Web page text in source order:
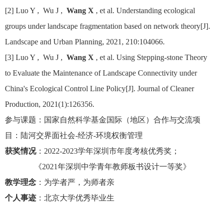
[2] Luo Y , Wu J , Wang X , et al. Understanding ecological
groups under landscape fragmentation based on network theory[J].
Landscape and Urban Planning, 2021, 210:104066.
[3] Luo Y , Wu J , Wang X , et al. Using Stepping-stone Theory
to Evaluate the Maintenance of Landscape Connectivity under
China's Ecological Control Line Policy[J]. Journal of Cleaner
Production, 2021(1):126356.
参与课题：国家自然科学基金国际（地区）合作与交流项
目：陆河交界面社会-经济-环境权衡管理
获奖情况： 2022-2023学年深圳市年度考核优秀奖；
《2021年深圳中学青年教师板书设计一等奖》
教学理念 ：为学者严，为师者亲
个人事迹 ：北京大学优秀毕业生